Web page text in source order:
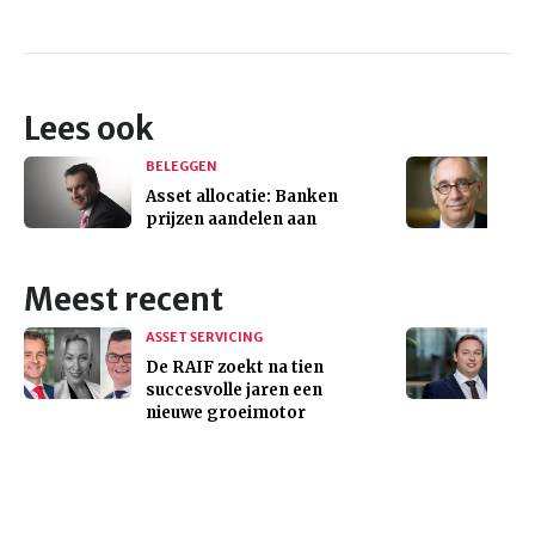
Lees ook
BELEGGEN
Asset allocatie: Banken
prijzen aandelen aan
Meest recent
ASSET SERVICING
De RAIF zoekt na tien
succesvolle jaren een
nieuwe groeimotor